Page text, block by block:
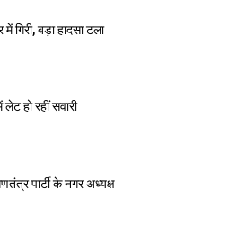
गिरी, बड़ा हादसा टला
हो रहीं सवारी
पार्टी के नगर अध्यक्ष